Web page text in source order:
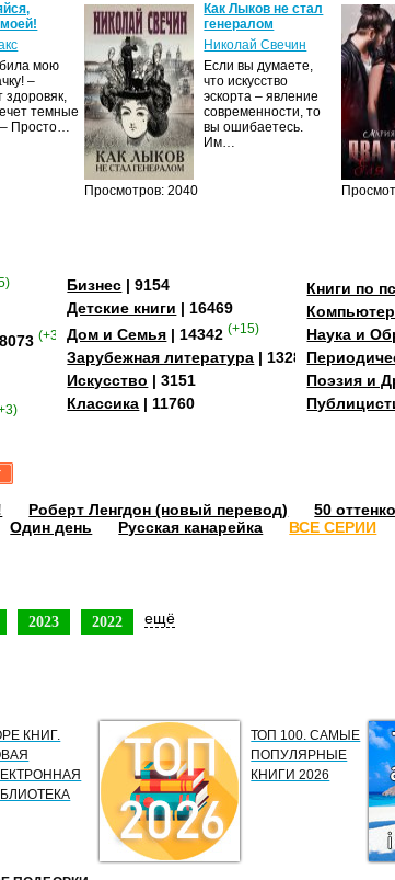
мою
–
здоровяк,
темные
Просто…
Просмотров: 2040
Как Лыков не стал
генералом
Николай Свечин
Если вы думаете,
что искусство
эскорта – явление
современности, то
вы ошибаетесь.
Им…
(+349)
Бизнес | 9154
Детские книги | 16469
Дом и Семья | 14342 (+15)
Зарубежная литература | 13284
Искусство | 3151
Классика | 11760
Книги по
Наука и
Поэзия и
Роберт Ленгдон (новый перевод) 50
Один день Русская канарейка ВСЕ СЕРИИ
2023 2022 ещё
КНИГ.
ТОП 100. САМЫЕ
ПОПУЛЯРНЫЕ
КНИГИ 2026